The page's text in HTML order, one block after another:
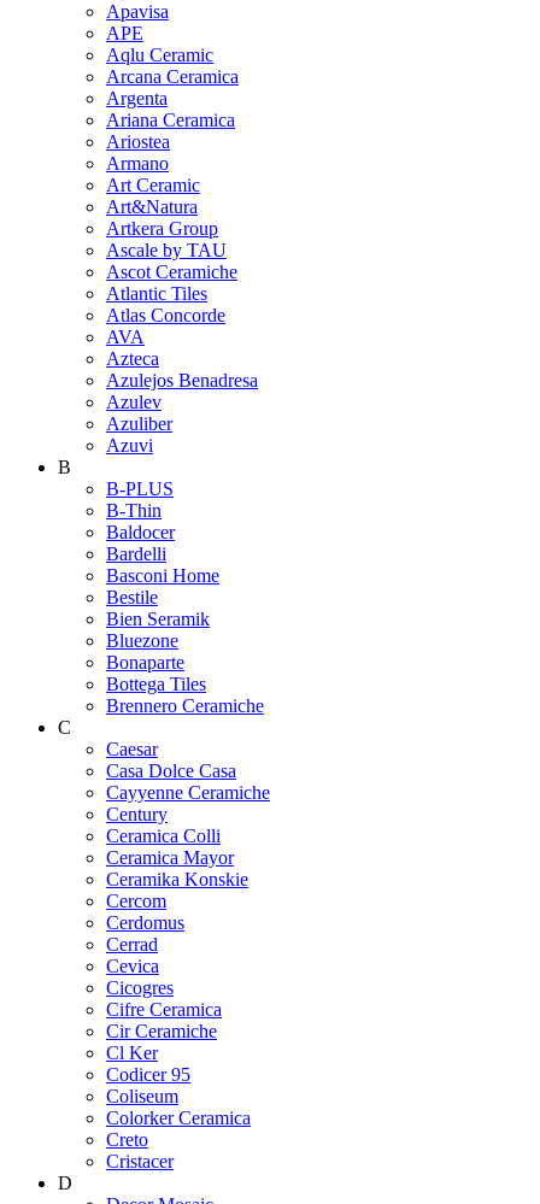
Apavisa
APE
Aqlu Ceramic
Arcana Ceramica
Argenta
Ariana Ceramica
Ariostea
Armano
Art Ceramic
Art&Natura
Artkera Group
Ascale by TAU
Ascot Ceramiche
Atlantic Tiles
Atlas Concorde
AVA
Azteca
Azulejos Benadresa
Azulev
Azuliber
Azuvi
B
B-PLUS
B-Thin
Baldocer
Bardelli
Basconi Home
Bestile
Bien Seramik
Bluezone
Bonaparte
Bottega Tiles
Brennero Ceramiche
C
Caesar
Casa Dolce Casa
Cayyenne Ceramiche
Century
Ceramica Colli
Ceramica Mayor
Ceramika Konskie
Cercom
Cerdomus
Cerrad
Cevica
Cicogres
Cifre Ceramica
Cir Ceramiche
Cl Ker
Codicer 95
Coliseum
Colorker Ceramica
Creto
Cristacer
D